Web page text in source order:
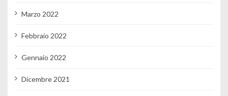
Marzo 2022
Febbraio 2022
Gennaio 2022
Dicembre 2021